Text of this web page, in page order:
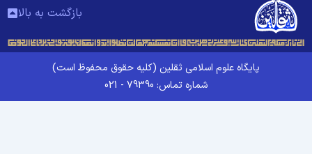
بازگشت به بالا
پایگاه علوم اسلامی ثقلین (کلیه حقوق محفوظ است)
شماره تماس: 79390 - 021